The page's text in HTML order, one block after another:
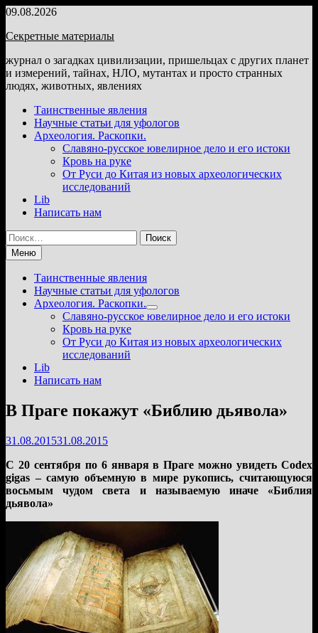
Перейти
содержимому
09.08.2026
Секретные материалы
журнал о загадках цивилизации, пришельцах с других планет
и измерений, тайнах, НЛО, мутантах и просто странных
людях, животных, явлениях
Таинственные явления
Научные статьи для уфологов
Археология. Раскопки.
Славяно-русское ювелирное дело и его истоки
Кровь на руке
От Руси до Китая из новых археологических
исследований
Lib
Написать нам
Найти:
Меню
Таинственные явления
Научные статьи для уфологов
Археология. Раскопки.
Показать
подменю
Славяно-русское ювелирное дело и его истоки
Кровь на руке
От Руси до Китая из новых археологических
исследований
Lib
Написать нам
В Праге покажут «Библию дьявола»
31.08.201531.08.2015
С 20 сентября по 6 января в Праге можно увидеть Codex
gigas – самую объемную в мире рукопись, считающуюся
восьмым чудом света и называемую иначе «Библия
дьявола»